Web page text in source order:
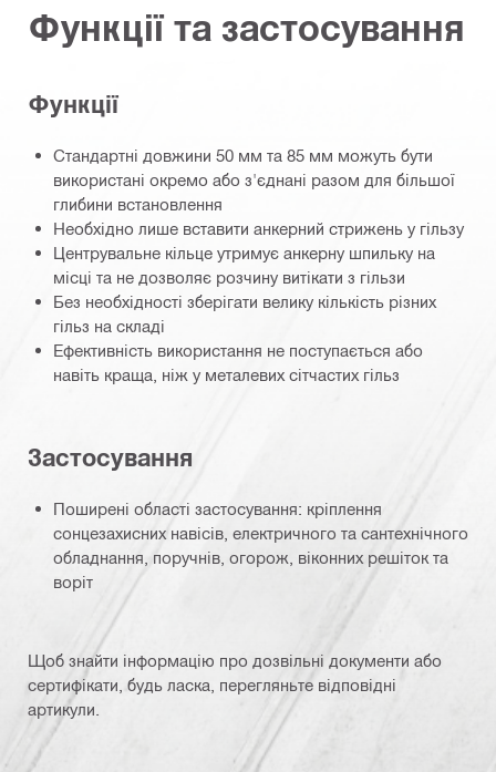
Функції та застосування
Функції
Стандартні довжини 50 мм та 85 мм можуть бути
використані окремо або з'єднані разом для більшої
глибини встановлення
Необхідно лише вставити анкерний стрижень у гільзу
Центрувальне кільце утримує анкерну шпильку на
місці та не дозволяє розчину витікати з гільзи
Без необхідності зберігати велику кількість різних
гільз на складі
Ефективність використання не поступається або
навіть краща, ніж у металевих сітчастих гільз
Застосування
Поширені області застосування: кріплення
сонцезахисних навісів, електричного та сантехнічного
обладнання, поручнів, огорож, віконних решіток та
воріт
Щоб знайти інформацію про дозвільні документи або
сертифікати, будь ласка, перегляньте відповідні
артикули.